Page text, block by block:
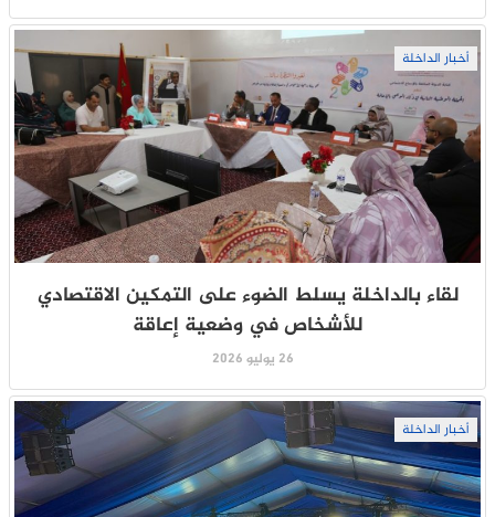
أخبار الداخلة
لقاء بالداخلة يسلط الضوء على التمكين الاقتصادي
للأشخاص في وضعية إعاقة
26 يوليو 2026
أخبار الداخلة